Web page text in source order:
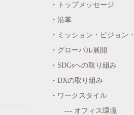
トップメッセージ
沿革
ミッション・ビジョン
グローバル展開
SDGsへの取り組み
DXの取り組み
ワークスタイル
オフィス環境